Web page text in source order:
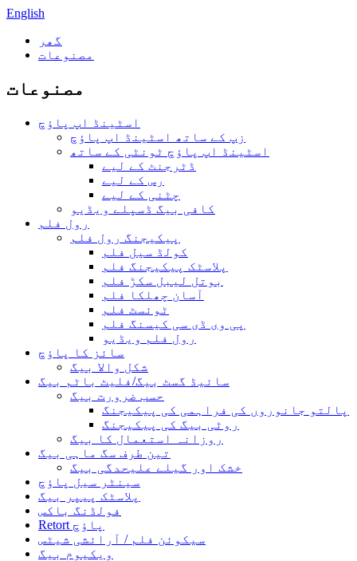
English
گھر
مصنوعات
مصنوعات
اسٹینڈ اپ پاؤچ
زپ کے ساتھ اسٹینڈ اپ پاؤچ
اسٹینڈ اپ پاؤچ ٹونٹی کے ساتھ
ڈٹرجنٹ کے لیے
رس کے لیے
چٹنی کے لیے
کافی بیگ ڈسپلے ویڈیو
رول فلم
پیکیجنگ رول فلم
کولڈ سیل فلم
پلاسٹک پیکیجنگ فلم
بوتل لیبل سکڑ فلم
آسان چھلکا فلم
ٹوئسٹ فلم
پی وی ڈی سی کیسنگ فلم
رول فلم ویڈیو
سائز کا پاؤچ
شکل والا بیگ
سائیڈ گسٹ بیگ/فلیٹ باٹم بیگ
حسب ضرورت بیگ
پالتو جانوروں کی فراہمی کی پیکیجنگ
روٹی بیگ کی پیکیجنگ
روزانہ استعمال کا بیگ
تین طرف سگ ماہی بیگ
خشک اور گیلے علیحدگی بیگ
سینٹر سیل پاؤچ
پلاسٹک پیپر بیگ
فولڈنگ باکس
Retort پاؤچ
سیکوئن فلم / آرائشی شیٹس
ویکیوم بیگ